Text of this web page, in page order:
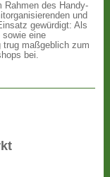
Rahmen des Handy-
und
gewürdigt: Als
sowie eine
trug maßgeblich zum
bei.